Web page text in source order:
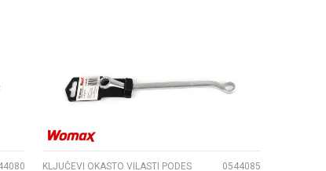
UPOREDI
KLJUČEVI OKASTO VILASTI PODES 0544085